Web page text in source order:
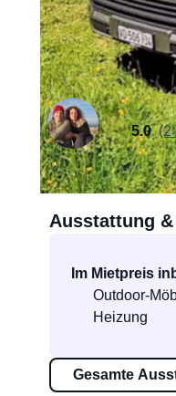
Haustiere
Vermietet
5.0 (2
Ausstattung
Im Mietpreis
Outdoor-
Heizung
Gesamte